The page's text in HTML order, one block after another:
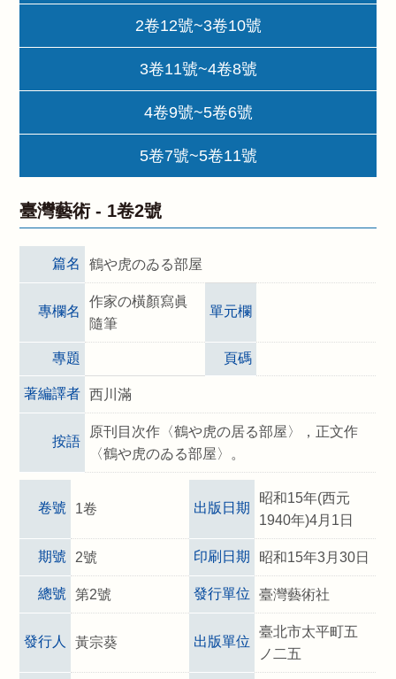
2卷12號~3卷10號
3卷11號~4卷8號
4卷9號~5卷6號
5卷7號~5卷11號
臺灣藝術 - 1卷2號
篇名 鶴や虎のゐる部屋
專欄名
作家の橫顏寫眞
隨筆
單元欄
專題 頁碼
著編譯者 西川滿
按語
原刊目次作〈鶴や虎の居る部屋〉，正文作
〈鶴や虎のゐる部屋〉。
卷號 1卷 出版日期
昭和15年(西元
1940年)4月1日
期號 2號 印刷日期 昭和15年3月30日
總號 第2號 發行單位 臺灣藝術社
發行人 黃宗葵 出版單位
臺北市太平町五
ノ二五